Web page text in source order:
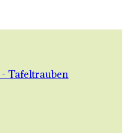
Tafeltrauben